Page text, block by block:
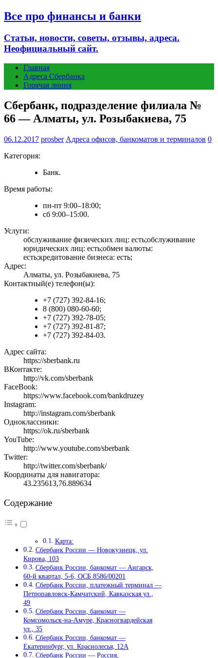
Все про финансы и банки
Статьи, новости, советы, отзывы, адреса.
Неофициальный сайт.
Главная
Адреса Сбербанка
Горячая линия
Сбербанк, подразделение филиала №
66 — Алматы, ул. Розыбакиева, 75
06.12.2017 prosber Адреса офисов, банкоматов и терминалов 0
Категория:
Банк.
Время работы:
пн-пт 9:00–18:00;
сб 9:00–15:00.
Услуги:
обслуживание физических лиц: есть;обслуживание
юридических лиц: есть;обмен валюты:
есть;кредитование бизнеса: есть;
Адрес:
Алматы, ул. Розыбакиева, 75
Контактный(е) телефон(ы):
+7 (727) 392-84-16;
8 (800) 080-60-60;
+7 (727) 392-78-05;
+7 (727) 392-81-87;
+7 (727) 392-84-03.
Адрес сайта:
https://sberbank.ru
ВКонтакте:
http://vk.com/sberbank
FaceBook:
https://www.facebook.com/bankdruzey
Instagram:
http://instagram.com/sberbank
Одноклассники:
https://ok.ru/sberbank
YouTube:
http://www.youtube.com/sberbank
Twitter:
http://twitter.com/sberbank/
Координаты для навигатора:
43.235613,76.889634
Содержание
Карта:
Сбербанк России — Новокузнецк, ул.
Кирова, 103
Сбербанк России, банкомат — Ангарск,
60-й квартал, 5-6, ОСБ 8586/00201
Сбербанк России, платежный терминал —
Петропавловск-Камчатский, Кавказская ул.,
49
Сбербанк России, банкомат —
Комсомольск-на-Амуре, Красногвардейская
ул., 35
Сбербанк России, банкомат —
Екатеринбург, ул. Краснолесья, 12А
Сбербанк России — Россия,